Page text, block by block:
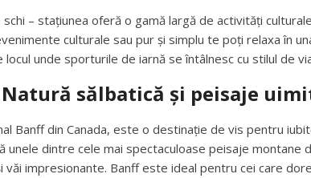
– stațiunea oferă o gamă largă de activități
culturale sau pur și simplu te poți relaxa în
unde sporturile de iarnă se întâlnesc cu stilul de
Natură sălbatică și peisaje
Banff din Canada, este o destinație de vis pentru
unele dintre cele mai spectaculoase peisaje montane
impresionante. Banff este ideal pentru cei care